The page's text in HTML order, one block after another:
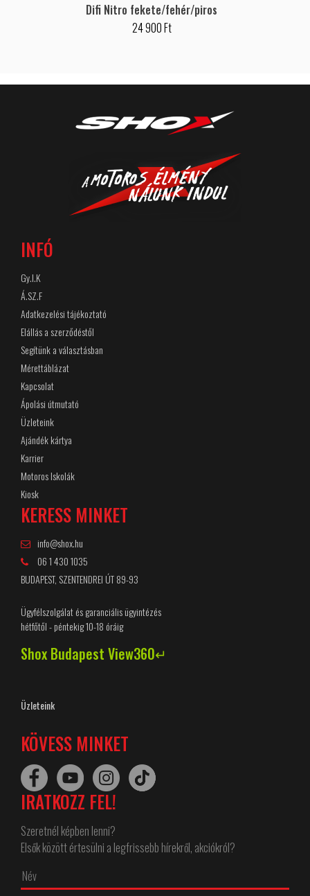
Difi Nitro fekete/fehér/piros
24 900 Ft
INFÓ
Gy.I.K
Á.SZ.F
Adatkezelési tájékoztató
Elállás a szerződéstől
Segítünk a választásban
Mérettáblázat
Kapcsolat
Ápolási útmutató
Üzleteink
Ajándék kártya
Karrier
Motoros Iskolák
Kiosk
KERESS MINKET
info@shox.hu
06 1 430 1035
BUDAPEST, SZENTENDREI ÚT 89-93
Ügyfélszolgálat és garanciális ügyintézés
hétfőtől - péntekig 10-18 óráig
Shox Budapest View360↵
Üzleteink
KÖVESS MINKET
IRATKOZZ FEL!
Szeretnél képben lenni?
Elsők között értesülni a legfrissebb hírekről, akciókról?